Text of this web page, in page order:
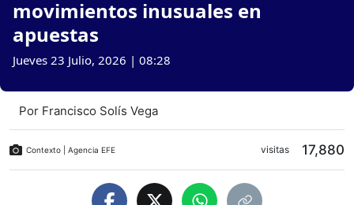
movimientos inusuales en
apuestas
Jueves 23 Julio, 2026 | 08:28
Por Francisco Solís Vega
Contexto | Agencia EFE visitas 17,880